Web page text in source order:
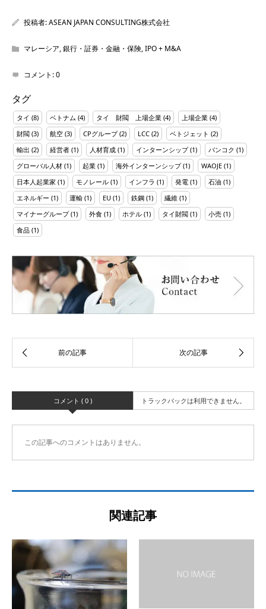
投稿者:ASEAN JAPAN CONSULTING株式会社
マレーシア,銀行・証券・金融・保険,IPO + M&A
コメント:0
タグ
タイ (8) ベトナム (4) タイ 財閥 上場企業 (4) 上場企業 (4)
財閥 (3) 航空 (3) CPグループ(2) LCC (2) ベトジェット (2)
輸出 (2) 経営者 (1) 人材育成 (1) インターンシップ(1) バンコク (1)
グローバル人材 (1) 起業 (1) 海外インターンシップ(1) WAOJE (1)
日本人起業家 (1) モノレール (1) インフラ (1) 発電 (1) 石油 (1)
エネルギー (1) 運輸 (1) EU (1) 鉄鋼 (1) 繊維 (1)
マイナーグループ(1) 外食 (1) ホテル (1) タイ財閥 (1) 小売 (1)
食品 (1)
コメント ( 0 ) トラックバックは利用できません。
この記事へのコメントはありません。
関連記事